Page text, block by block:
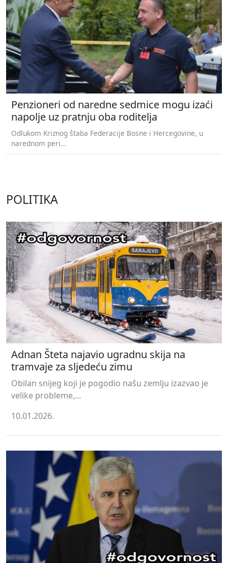
Penzioneri od naredne sedmice mogu izaći
napolje uz pratnju oba roditelja
Odlukom Kriznog štaba Federacije Bosne i Hercegovine, u
narednom peri...
POLITIKA
Adnan Šteta najavio ugradnu skija na
tramvaje za sljedeću zimu
Obilan snijeg koji je pogodio našu zemlju izazvao je
velike probleme,...
10.01.2026.